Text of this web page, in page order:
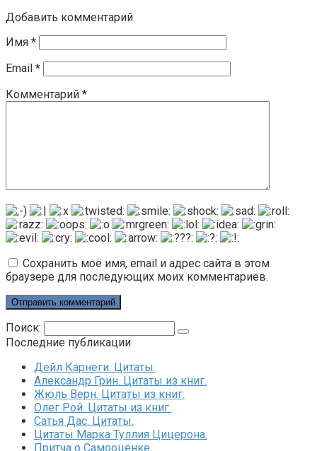
Добавить комментарий
Имя *
Email *
Комментарий *
Сохранить моё имя, email и адрес сайта в этом
браузере для последующих моих комментариев.
Поиск:
Последние публикации
Дейл Карнеги. Цитаты.
Александр Грин. Цитаты из книг.
Жюль Верн. Цитаты из книг.
Олег Рой. Цитаты из книг.
Сатья Дас. Цитаты.
Цитаты Марка Туллия Цицерона.
Притча о Самооценке.